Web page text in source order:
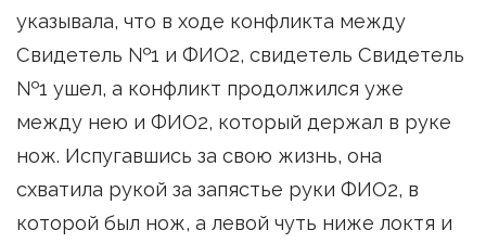
указывала, что в ходе конфликта между
Свидетель №1 и ФИО2, свидетель Свидетель
№1 ушел, а конфликт продолжился уже
между нею и ФИО2, который держал в руке
нож. Испугавшись за свою жизнь, она
схватила рукой за запястье руки ФИО2, в
которой был нож, а левой чуть ниже локтя и